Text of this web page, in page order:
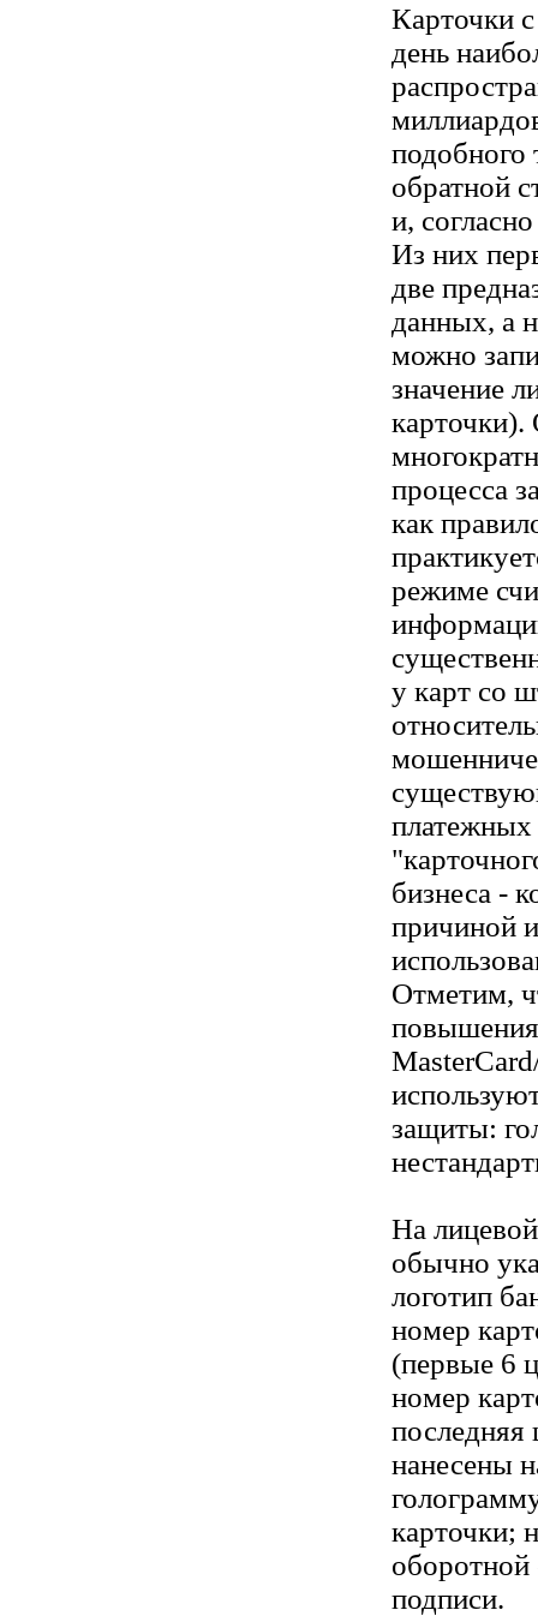
Карточки
день
подобного
обратной
и,
Из них
две
данных, а
можно
значение
карточки).
процесса
как
режиме
у карт со
платежных
бизнеса -
причиной
Отметим,
защиты:
На
обычно
логотип
номер
(первые 6
номер
последняя
нанесены
карточки;
оборотной
подписи.